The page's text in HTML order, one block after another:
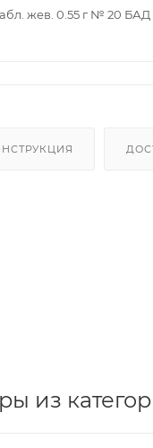
жев. 0.55 г № 20 БАД
из